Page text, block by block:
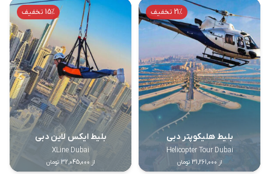
21% تخفیف
بلیط هلیکوپتر دبی
Helicopter Tour Dubai
از 31,261,000 تومان
15% تخفیف
بلیط ایکس لاین دبی
XLine Dubai
از 32,045,000 تومان